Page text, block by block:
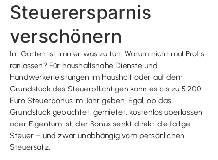
Steuerersparnis
verschönern
Im Garten ist immer was zu tun. Warum nicht mal Profis
ranlassen? Für haushaltsnahe Dienste und
Handwerkerleistungen im Haushalt oder auf dem
Grundstück des Steuerpflichtigen kann es bis zu 5.200
Euro Steuerbonus im Jahr geben. Egal, ob das
Grundstück gepachtet, gemietet, kostenlos überlassen
oder Eigentum ist, der Bonus senkt direkt die fällige
Steuer – und zwar unabhängig vom persönlichen
Steuersatz.